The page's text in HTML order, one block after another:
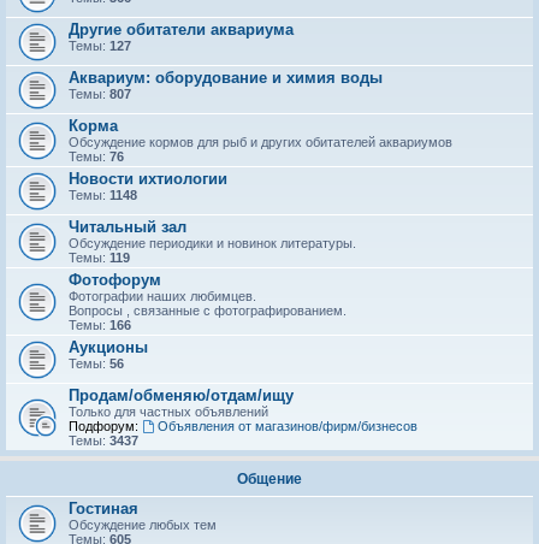
Другие обитатели аквариума
Темы: 127
Аквариум: оборудование и химия воды
Темы: 807
Корма
Обсуждение кормов для рыб и других обитателей аквариумов
Темы: 76
Новости ихтиологии
Темы: 1148
Читальный зал
Обсуждение периодики и новинок литературы.
Темы: 119
Фотофорум
Фотографии наших любимцев.
Вопросы , связанные с фотографированием.
Темы: 166
Аукционы
Темы: 56
Продам/обменяю/отдам/ищу
Только для частных объявлений
Подфорум:
Объявления от магазинов/фирм/бизнесов
Темы: 3437
Общение
Гостиная
Обсуждение любых тем
Темы: 605